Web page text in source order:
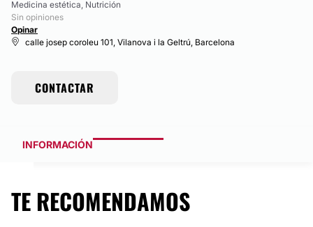
Medicina estética, Nutrición
Sin opiniones
Opinar
calle josep coroleu 101, Vilanova i la Geltrú, Barcelona
CONTACTAR
INFORMACIÓN
TE RECOMENDAMOS